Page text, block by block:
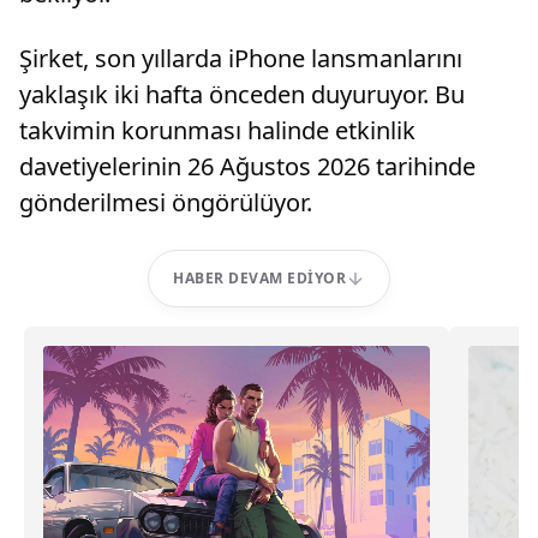
Şirket, son yıllarda iPhone lansmanlarını
yaklaşık iki hafta önceden duyuruyor. Bu
takvimin korunması halinde etkinlik
davetiyelerinin 26 Ağustos 2026 tarihinde
gönderilmesi öngörülüyor.
HABER DEVAM EDIYOR